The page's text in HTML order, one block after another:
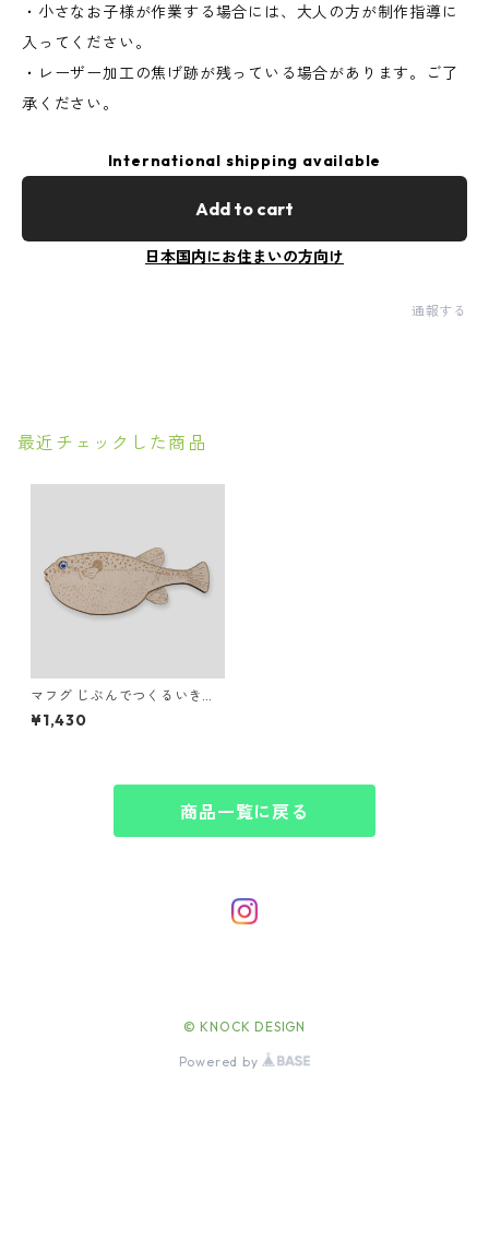
・小さなお子様が作業する場合には、大人の方が制作指導に
入ってください。
・レーザー加工の焦げ跡が残っている場合があります。ご了
承ください。
International shipping available
Add to cart
日本国内にお住まいの方向け
通報する
最近チェックした商品
マフグ じぶんでつくるいきも
のマグネット
¥1,430
商品一覧に戻る
© KNOCK DESIGN
Powered by